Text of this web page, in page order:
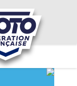
NEVERS MAGNY-COURS (58)